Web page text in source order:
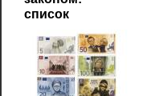
список